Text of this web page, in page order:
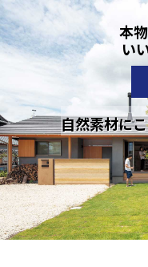
本
い
自然素材に